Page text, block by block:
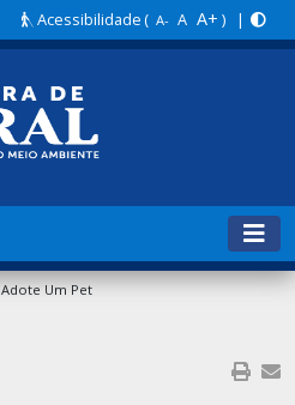
Acessibilidade( A- A A+ ) |
Adote Um Pet